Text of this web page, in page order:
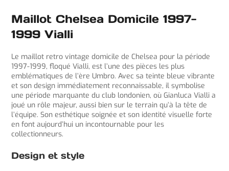
Maillot Chelsea Domicile 1997-
1999 Vialli
Le maillot retro vintage domicile de Chelsea pour la période
1997-1999, floqué Vialli, est l’une des pièces les plus
emblématiques de l’ère Umbro. Avec sa teinte bleue vibrante
et son design immédiatement reconnaissable, il symbolise
une période marquante du club londonien, où Gianluca Vialli a
joué un rôle majeur, aussi bien sur le terrain qu’à la tête de
l’équipe. Son esthétique soignée et son identité visuelle forte
en font aujourd’hui un incontournable pour les
collectionneurs.
Design et style